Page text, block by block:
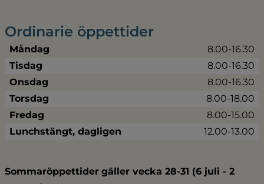
Ordinarie öppettider
Måndag
8.00-16.30
Tisdag
8.00-16.30
Onsdag
8.00-16.30
Torsdag
8.00-18.00
Fredag
8.00-15.00
Lunchstängt, dagligen
12.00-13.00
Sommaröppettider gäller vecka 28-31 (6 juli - 2